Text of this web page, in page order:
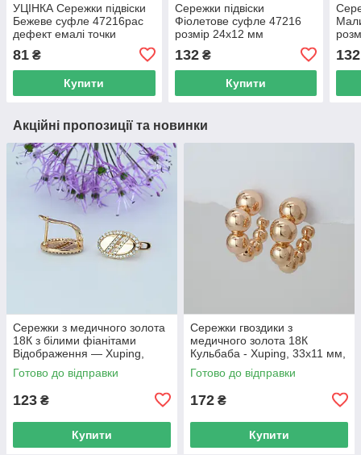
УЦІНКА Сережки підвіски
Бежеве суфле 47216рас
дефект емалі точки
подряпини розмір 24х12
мм бежева емаль вага
81 ₴
Купити
Сережки підвіски
Фіолетове суфле 47216
розмір 24х12 мм
фіолетова емаль вага 5.2
г позолота 18К
132₴
Купити
18К
132
Акційні пропозиції та новинки
Сережки з медичного золота
18К з білими фіанітами
Відображення — Xuping,
15×9 мм, 2.8 г, арт. 59402
Готово до відправки
123 ₴
Купити
Сережки гвоздики з
медичного золота 18К
Кульбаба - Xuping, 33х11 мм,
8 г, арт. 59404
Готово до відправки
172 ₴
Купити